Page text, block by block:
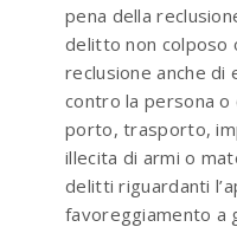
pena della
delitto non colposo
reclusione anche
contro la persona
porto, trasporto,
illecita di armi o
delitti riguardanti
favoreggiamento a